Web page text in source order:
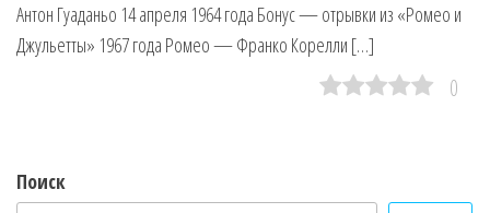
Антон Гуаданьо 14 апреля 1964 года Бонус — отрывки из «Ромео и
Джульетты» 1967 года Ромео — Франко Корелли […]
0
Поиск